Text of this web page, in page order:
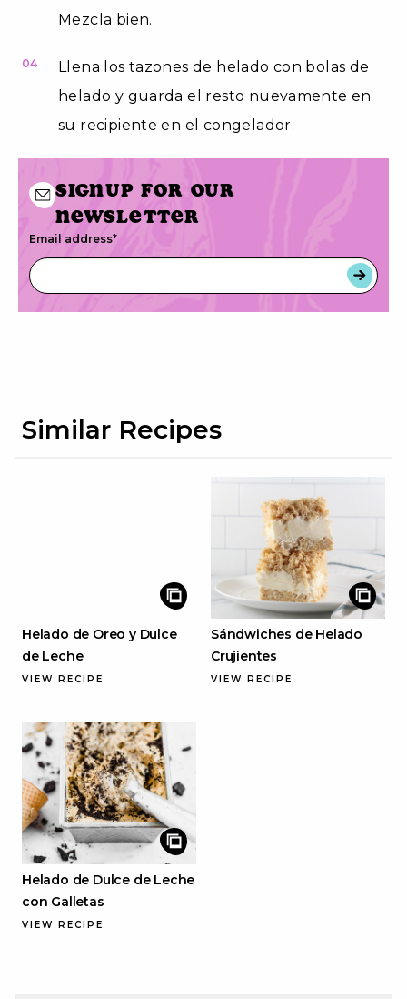
Mezcla bien.
04
Llena los tazones de helado con bolas de
helado y guarda el resto nuevamente en
su recipiente en el congelador.
Signup for our
newsletter
Email address*
Similar Recipes
Helado de Oreo y Dulce
de Leche
VIEW RECIPE
Sándwiches de Helado
Crujientes
VIEW RECIPE
Helado de Dulce de Leche
con Galletas
VIEW RECIPE